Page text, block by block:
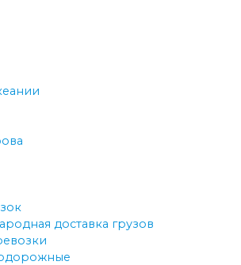
доставка грузов